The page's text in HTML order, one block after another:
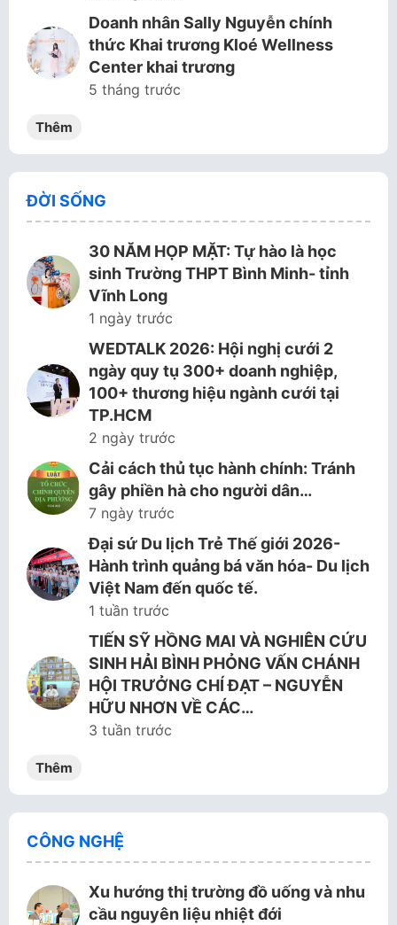
Doanh nhân Sally Nguyễn chính
thức Khai trương Kloé Wellness
Center khai trương
5 tháng trước
Thêm
ĐỜI SỐNG
30 NĂM HỌP MẶT: Tự hào là học
sinh Trường THPT Bình Minh- tỉnh
Vĩnh Long
1 ngày trước
WEDTALK 2026: Hội nghị cưới 2
ngày quy tụ 300+ doanh nghiệp,
100+ thương hiệu ngành cưới tại
TP.HCM
2 ngày trước
Cải cách thủ tục hành chính: Tránh
gây phiền hà cho người dân…
7 ngày trước
Đại sứ Du lịch Trẻ Thế giới 2026-
Hành trình quảng bá văn hóa- Du lịch
Việt Nam đến quốc tế.
1 tuần trước
TIẾN SỸ HỒNG MAI VÀ NGHIÊN CỨU
SINH HẢI BÌNH PHỎNG VẤN CHÁNH
HỘI TRƯỞNG CHÍ ĐẠT – NGUYỄN
HỮU NHƠN VỀ CÁC…
3 tuần trước
Thêm
CÔNG NGHỆ
Xu hướng thị trường đồ uống và nhu
cầu nguyên liệu nhiệt đới